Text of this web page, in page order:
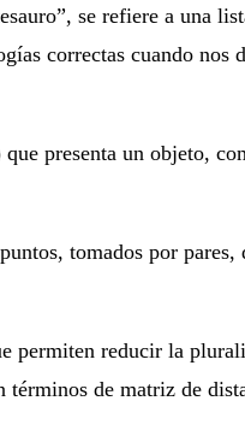
se refiere a una
correctas cuando nos
presenta un objeto,
tomados por
permiten reducir la
de matriz de